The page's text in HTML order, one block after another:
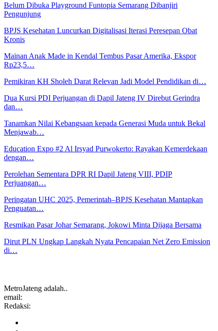
Belum Dibuka Playground Funtopia Semarang Dibanjiri
Pengunjung
BPJS Kesehatan Luncurkan Digitalisasi Iterasi Peresepan Obat
Kronis
Mainan Anak Made in Kendal Tembus Pasar Amerika, Ekspor
Rp23,5…
Pemikiran KH Sholeh Darat Relevan Jadi Model Pendidikan di…
Dua Kursi PDI Perjuangan di Dapil Jateng IV Direbut Gerindra
dan…
Tanamkan Nilai Kebangsaan kepada Generasi Muda untuk Bekal
Menjawab…
Education Expo #2 Al Irsyad Purwokerto: Rayakan Kemerdekaan
dengan…
Perolehan Sementara DPR RI Dapil Jateng VIII, PDIP
Perjuangan…
Peringatan UHC 2025, Pemerintah–BPJS Kesehatan Mantapkan
Penguatan…
Resmikan Pasar Johar Semarang, Jokowi Minta Dijaga Bersama
Dirut PLN Ungkap Langkah Nyata Pencapaian Net Zero Emission
di…
MetroJateng adalah..
email:
Redaksi: